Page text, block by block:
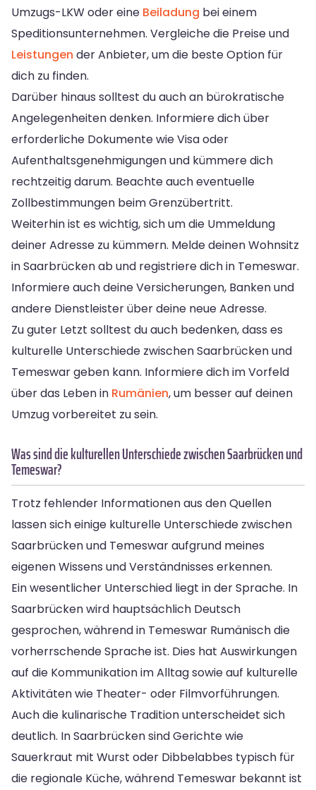
Umzugs-LKW oder eine Beiladung bei einem
Speditionsunternehmen. Vergleiche die Preise und
Leistungen der Anbieter, um die beste Option für
dich zu finden.
Darüber hinaus solltest du auch an bürokratische
Angelegenheiten denken. Informiere dich über
erforderliche Dokumente wie Visa oder
Aufenthaltsgenehmigungen und kümmere dich
rechtzeitig darum. Beachte auch eventuelle
Zollbestimmungen beim Grenzübertritt.
Weiterhin ist es wichtig, sich um die Ummeldung
deiner Adresse zu kümmern. Melde deinen Wohnsitz
in Saarbrücken ab und registriere dich in Temeswar.
Informiere auch deine Versicherungen, Banken und
andere Dienstleister über deine neue Adresse.
Zu guter Letzt solltest du auch bedenken, dass es
kulturelle Unterschiede zwischen Saarbrücken und
Temeswar geben kann. Informiere dich im Vorfeld
über das Leben in Rumänien, um besser auf deinen
Umzug vorbereitet zu sein.
Was sind die kulturellen Unterschiede zwischen Saarbrücken und
Temeswar?
Trotz fehlender Informationen aus den Quellen
lassen sich einige kulturelle Unterschiede zwischen
Saarbrücken und Temeswar aufgrund meines
eigenen Wissens und Verständnisses erkennen.
Ein wesentlicher Unterschied liegt in der Sprache. In
Saarbrücken wird hauptsächlich Deutsch
gesprochen, während in Temeswar Rumänisch die
vorherrschende Sprache ist. Dies hat Auswirkungen
auf die Kommunikation im Alltag sowie auf kulturelle
Aktivitäten wie Theater- oder Filmvorführungen.
Auch die kulinarische Tradition unterscheidet sich
deutlich. In Saarbrücken sind Gerichte wie
Sauerkraut mit Wurst oder Dibbelabbes typisch für
die regionale Küche, während Temeswar bekannt ist